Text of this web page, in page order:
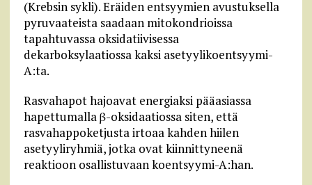
(Krebsin sykli). Eräiden entsyymien avustuksella
pyruvaateista saadaan mitokondrioissa
tapahtuvassa oksidatiivisessa
dekarboksylaatiossa kaksi asetyylikoentsyymi-
A:ta.
Rasvahapot hajoavat energiaksi pääasiassa
hapettumalla β-oksidaatiossa siten, että
rasvahappoketjusta irtoaa kahden hiilen
asetyyliryhmiä, jotka ovat kiinnittyneenä
reaktioon osallistuvaan koentsyymi-A:han.